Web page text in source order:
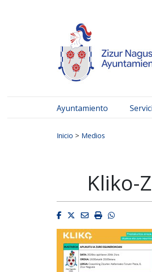
Ayuntamiento
Inicio > Medios
Kliko-
Facebook
Twitter
EmailImprimirWhatsapp